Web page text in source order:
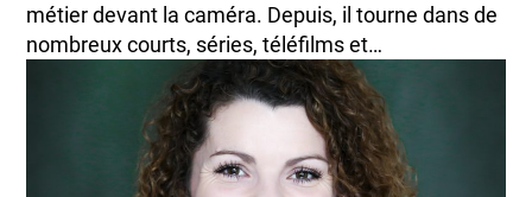
métier devant la caméra. Depuis, il tourne dans de
nombreux courts, séries, téléfilms et…